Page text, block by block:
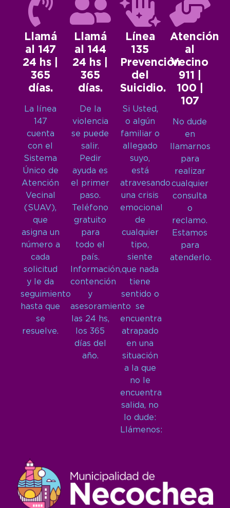
Llamá
al 147
24 hs |
365
días.
La línea
147
cuenta
con el
Sistema
Único de
Atención
Vecinal
(SUAV),
que
asigna un
número a
cada
solicitud
y le da
seguimiento
hasta que
se
resuelve.
Llamá
al 144
24 hs |
365
días.
De la
violencia
se puede
salir.
Pedir
ayuda es
el primer
paso.
Teléfono
gratuito
para
todo el
país.
Información,
contención
y
asesoramiento
las 24 hs,
los 365
días del
año.
Línea
135
Prevención
del
Suicidio.
Si Usted,
o algún
familiar o
allegado
suyo,
está
atravesando
una crisis
emocional
de
cualquier
tipo,
siente
que nada
tiene
sentido o
se
encuentra
atrapado
en una
situación
a la que
no le
encuentra
salida, no
lo dude:
Llámenos:
Atención
al
Vecino
911 |
100 |
107
No dude
en
llamarnos
para
realizar
cualquier
consulta
o
reclamo.
Estamos
para
atenderlo.